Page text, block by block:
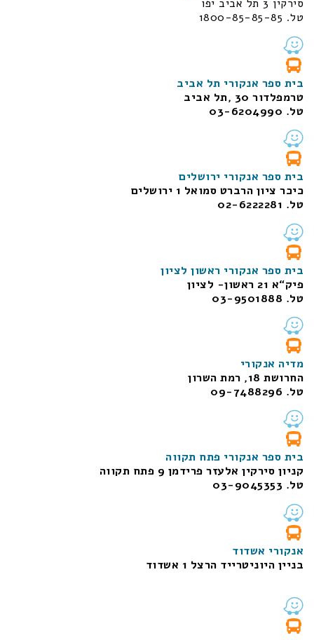
סירקין 3 תל אביב יפו
טל. 1800-85-85-85
בית ספר אנקורי תל אביב
טרמפלדור 30 ,תל אביב
טל. 03-6204990
בית ספר אנקורי ירושלים
כיכר ציון הרברט סמואל 1
ירושלים
טל. 02-6222281
בית ספר אנקורי ראשון לציון
פיק“א 21 ראשון- לציון
טל. 03-9501888
מדיה אנקורי
החרושת 18, רמת השרון
טל. 09-7488296
בית ספר אנקורי פתח תקווה
קניון סירקין אלעזר פרידמן 9 פתח תקווה
טל. 03-9045353
אנקורי אשדוד
בניין היוניטרייד הרצל 1 אשדוד